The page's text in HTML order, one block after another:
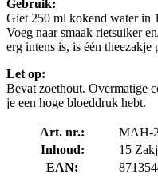
Gebruik:
Giet 250 ml kokend water in
Voeg naar smaak rietsuiker
erg intens is, is één theezakje
Let op:
Bevat zoethout. Overmatige
je een hoge bloeddruk hebt.
Art. nr.:
MAH-
Inhoud:
15
EAN: